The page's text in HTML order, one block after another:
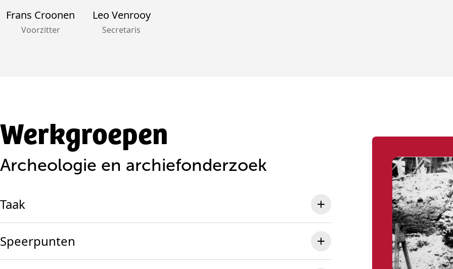
Frans Croonen
Voorzitter
Leo Venrooy
Secretaris
Werkgroepen
Archeologie en archiefonderzoek
Taak
Speerpunten